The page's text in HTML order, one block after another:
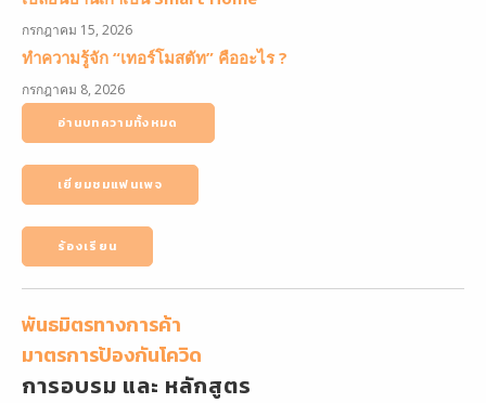
กรกฎาคม 15, 2026
ทำความรู้จัก “เทอร์โมสตัท” คืออะไร ?
กรกฎาคม 8, 2026
อ่านบทความทั้งหมด
เยี่ยมชมแฟนเพจ
ร้องเรียน
พันธมิตรทางการค้า
มาตรการป้องกันโควิด
การอบรม และ หลักสูตร